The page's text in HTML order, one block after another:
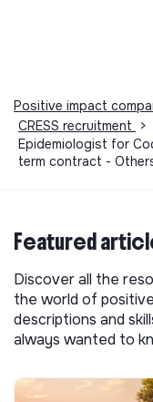
Positive impact
CRESS recruitment
>
Epidemiologist for
term contract -
Featured
Discover all the
the world of
descriptions and
always wanted to